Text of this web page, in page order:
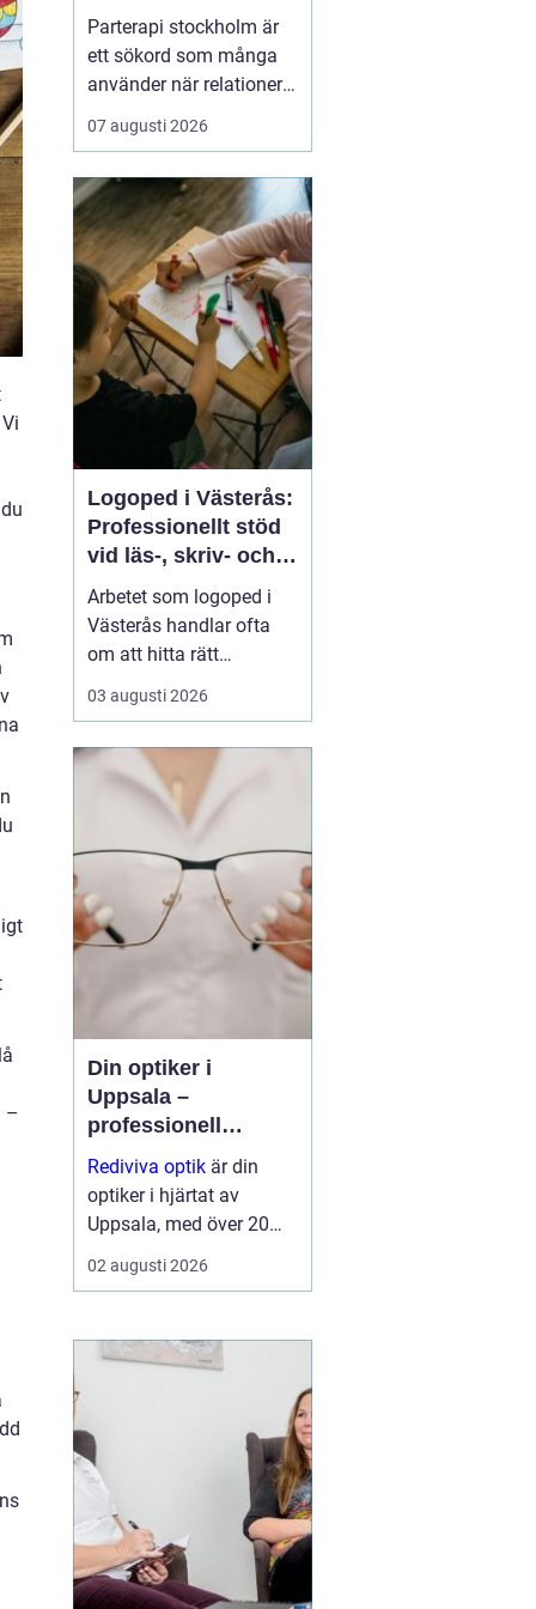
–
kommunikation och
tryggare relation
Parterapi stockholm är
ett sökord som många
använder när relationer
börjar kännas sköra,
konflikterna ökar eller
försvunnit. Par i
stockholm söker ofta en
trygg och professionell
plats där de kan tala
öppet, förstå sina
reaktioner bä...
07 augusti 2026
Logoped i Västerås:
Professionellt stöd
vid läs-, skriv- och
språksvårigheter
Arbetet som logoped i
Västerås handlar ofta
om att hitta rätt
kompetens för utredning,
behandling och
svårigheter med språk,
tal, läsning, skrivning
eller matematik. Många
vänder si...
03 augusti 2026
Din optiker i
Uppsala –
professionell
synvård nära dig
Rediviva optik är din
optiker i hjärtat av
Uppsala, med över 20
års erfarenhet av att
hjälpa invånarna i
och erbjuder ett brett
utbud av bågar och
02 augusti 2026